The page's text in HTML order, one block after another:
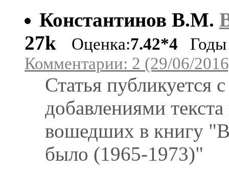
Константинов В.М.
27k
Оценка:7.42*4 Годы
Комментарии: 2 (29/06/
Статья публикуется
добавлениями
вошедших в книгу
было (1965-1973)"